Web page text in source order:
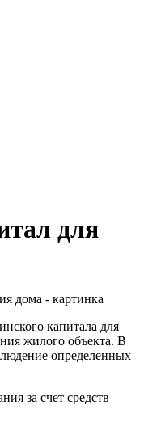
для
капитала для
жилого объекта. В
определенных
за счет средств